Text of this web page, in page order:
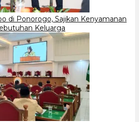
di Ponorogo, Sajikan Kenyamanan
Keluarga